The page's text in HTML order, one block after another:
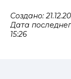
Создано:
Дата
15:26